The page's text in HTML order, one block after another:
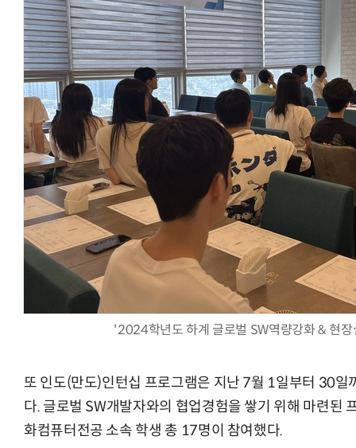
'2024학년도 하계 글로벌 SW역량강화 & 현
또 인도(만도)인턴십 프로그램은 지난 7월 1일부터 30
다. 글로벌 SW개발자와의 협업경험을 쌓기 위해 마련된
화컴퓨터전공 소속 학생 총 17명이 참여했다.